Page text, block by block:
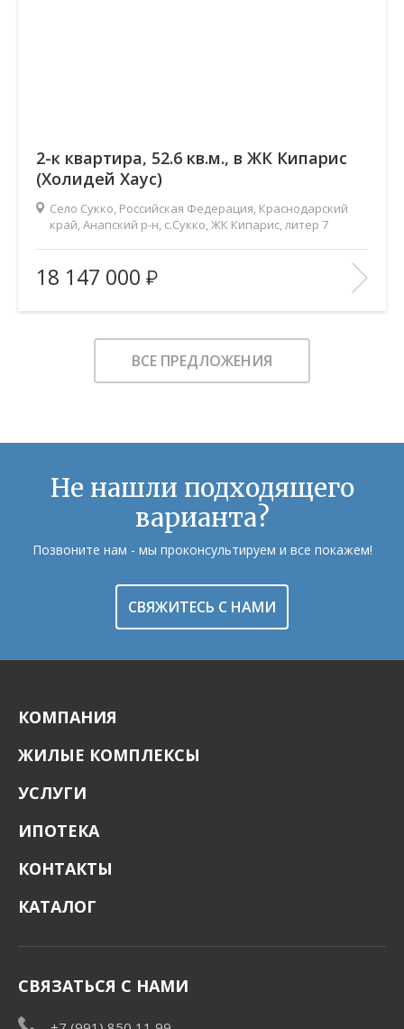
2-к квартира, 52.6 кв.м., в ЖК Кипарис
(Холидей Хаус)
Село Сукко, Российская Федерация, Краснодарский
край, Анапский р-н, с.Сукко, ЖК Кипарис, литер 7
Площадь (общ/жил/кух), м2:
52.6/21/20
Количество комнат:
2
Этаж:
6/8
В ИЗБРАННОЕ
18 147 000
ВСЕ ПРЕДЛОЖЕНИЯ
Не нашли подходящего
варианта?
Позвоните нам - мы проконсультируем и все покажем!
СВЯЖИТЕСЬ С НАМИ
КОМПАНИЯ
ЖИЛЫЕ КОМПЛЕКСЫ
УСЛУГИ
ИПОТЕКА
КОНТАКТЫ
КАТАЛОГ
СВЯЗАТЬСЯ С НАМИ